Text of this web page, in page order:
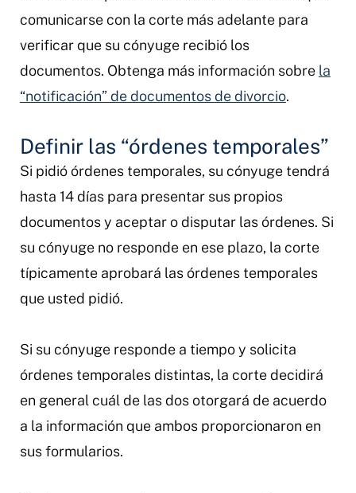
comunicarse con la corte más adelante para
verificar que su cónyuge recibió los
documentos. Obtenga más información sobre la
“notificación” de documentos de divorcio.
Definir las “órdenes temporales”
Si pidió órdenes temporales, su cónyuge tendrá
hasta 14 días para presentar sus propios
documentos y aceptar o disputar las órdenes. Si
su cónyuge no responde en ese plazo, la corte
típicamente aprobará las órdenes temporales
que usted pidió.
Si su cónyuge responde a tiempo y solicita
órdenes temporales distintas, la corte decidirá
en general cuál de las dos otorgará de acuerdo
a la información que ambos proporcionaron en
sus formularios.